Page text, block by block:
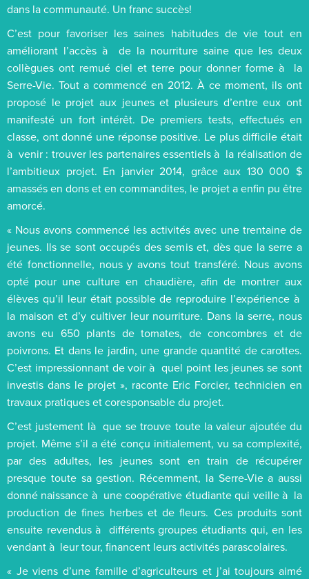
dans la communauté. Un franc succès!
C’est pour favoriser les saines habitudes de vie tout en
améliorant l’accès à de la nourriture saine que les deux
collègues ont remué ciel et terre pour donner forme à la
Serre-Vie. Tout a commencé en 2012. À ce moment, ils ont
proposé le projet aux jeunes et plusieurs d’entre eux ont
manifesté un fort intérêt. De premiers tests, effectués en
classe, ont donné une réponse positive. Le plus difficile était
à venir : trouver les partenaires essentiels à la réalisation de
l’ambitieux projet. En janvier 2014, grâce aux 130 000 $
amassés en dons et en commandites, le projet a enfin pu être
amorcé.
« Nous avons commencé les activités avec une trentaine de
jeunes. Ils se sont occupés des semis et, dès que la serre a
été fonctionnelle, nous y avons tout transféré. Nous avons
opté pour une culture en chaudière, afin de montrer aux
élèves qu’il leur était possible de reproduire l’expérience à
la maison et d’y cultiver leur nourriture. Dans la serre, nous
avons eu 650 plants de tomates, de concombres et de
poivrons. Et dans le jardin, une grande quantité de carottes.
C’est impressionnant de voir à quel point les jeunes se sont
investis dans le projet », raconte Eric Forcier, technicien en
travaux pratiques et coresponsable du projet.
C’est justement là que se trouve toute la valeur ajoutée du
projet. Même s’il a été conçu initialement, vu sa complexité,
par des adultes, les jeunes sont en train de récupérer
presque toute sa gestion. Récemment, la Serre-Vie a aussi
donné naissance à une coopérative étudiante qui veille à la
production de fines herbes et de fleurs. Ces produits sont
ensuite revendus à différents groupes étudiants qui, en les
vendant à leur tour, financent leurs activités parascolaires.
« Je viens d’une famille d’agriculteurs et j’ai toujours aimé